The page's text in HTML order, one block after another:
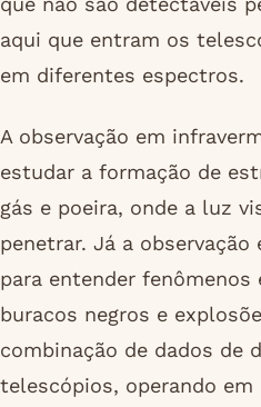
aqui que entram os
em diferentes espectros.
A observação em
estudar a formação de
gás e poeira, onde a luz
penetrar. Já a
para entender fenômenos
buracos negros e
combinação de dados de
telescópios, operando